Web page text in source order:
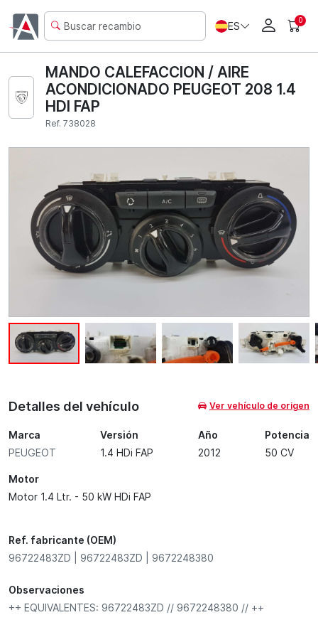
ES 0
MANDO CALEFACCION / AIRE
ACONDICIONADO PEUGEOT 208 1.4
HDI FAP
Ref. 738028
Detalles del vehículo Ver vehículo de origen
Marca
PEUGEOT
Versión
1.4 HDi FAP
Año
2012
Potencia
50 CV
Motor
Motor 1.4 Ltr. - 50 kW HDi FAP
Ref. fabricante (OEM)
96722483ZD | 96722483ZD | 9672248380
Observaciones
++ EQUIVALENTES: 96722483ZD // 9672248380 // ++